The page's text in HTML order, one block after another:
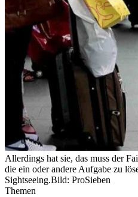
Allerdings hat sie, das muss der
die ein oder andere Aufgabe zu
Sightseeing.Bild: ProSieben
Themen